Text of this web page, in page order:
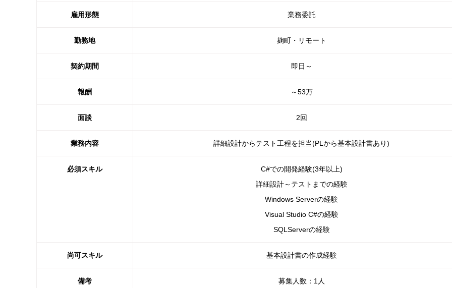
雇用形態 業務委託
勤務地 麹町・リモート
契約期間 即日～
報酬 ～53万
面談 2回
業務内容 詳細設計からテスト工程を担当(PLから基本設計書あり)
必須スキル
C#での開発経験(3年以上)
詳細設計～テストまでの経験
Windows Serverの経験
Visual Studio C#の経験
SQLServerの経験
尚可スキル 基本設計書の作成経験
備考 募集人数：1人